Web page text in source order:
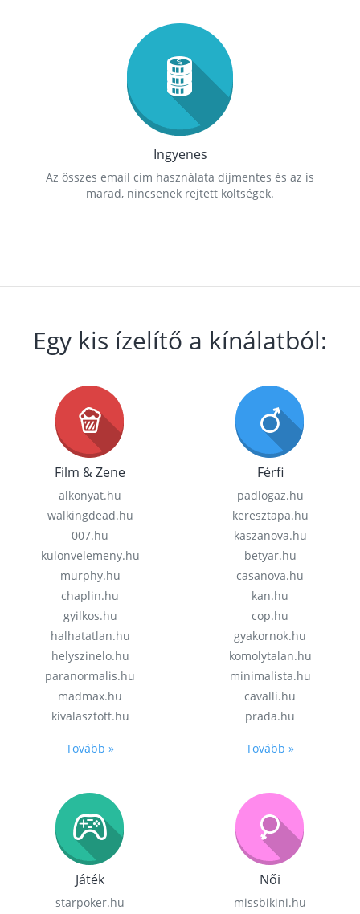
Ingyenes
Az összes email cím használata díjmentes és az is
marad, nincsenek rejtett költségek.
Egy kis ízelítő a kínálatból:
Film & Zene
alkonyat.hu
walkingdead.hu
007.hu
kulonvelemeny.hu
murphy.hu
chaplin.hu
gyilkos.hu
halhatatlan.hu
helyszinelo.hu
paranormalis.hu
madmax.hu
kivalasztott.hu
Tovább »
Férfi
padlogaz.hu
keresztapa.hu
kaszanova.hu
betyar.hu
casanova.hu
kan.hu
cop.hu
gyakornok.hu
komolytalan.hu
minimalista.hu
cavalli.hu
prada.hu
Tovább »
Játék
starpoker.hu
Női
missbikini.hu